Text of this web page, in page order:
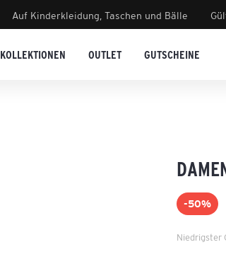
Auf Kinderkleidung, Taschen und Bälle
KOLLEKTIONEN OUTLET GUTSCHEINE
-50%
Niedrigster